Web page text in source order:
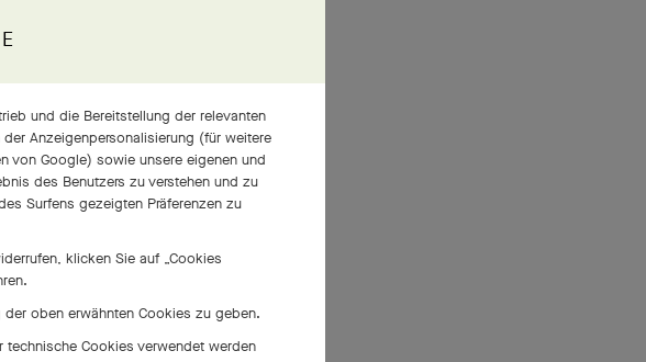
und die Bereitstellung der relevanten
Anzeigenpersonalisierung (für weitere
von Google) sowie unsere eigenen und
des Benutzers zu verstehen und zu
Surfens gezeigten Präferenzen zu
klicken Sie auf „Cookies
der oben erwähnten Cookies zu geben.
technische Cookies verwendet werden